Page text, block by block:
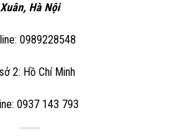
Xuân, Hà Nội
0989228548
2: Hồ Chí Minh
0937 143 793